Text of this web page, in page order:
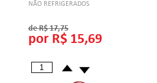
NÃO REFRIGERADOS
de R$ 17,75
por R$ 15,69